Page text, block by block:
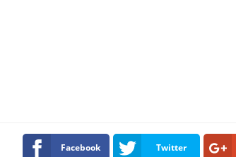
Facebook Twitter